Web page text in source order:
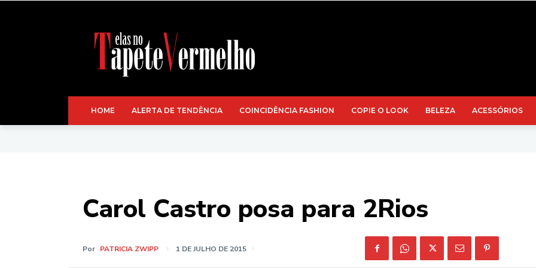
HOME ALERTA DE TENDÊNCIA COINCIDÊNCIA FASHION COPIE O LOOK BELEZA ACESSÓRIOS
Carol Castro posa para 2Rios
Por PATRICIA ZWIPP 1 DE JULHO DE 2015